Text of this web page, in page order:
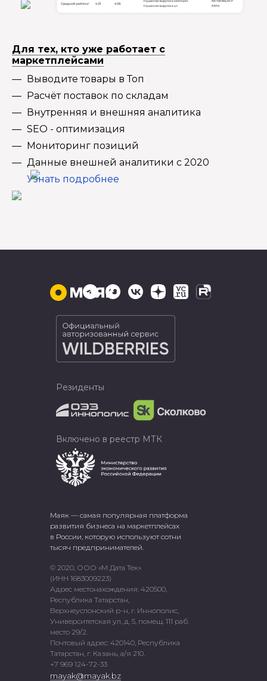
Для тех, кто уже работает с
маркетплейсами
Выводите товары в Топ
Расчёт поставок по складам
Внутренняя и внешняя аналитика
SEO - оптимизация
Мониторинг позиций
Данные внешней аналитики с 2020
Узнать подробнее
Маяк — самая популярная платформа
развития бизнеса на маркетплейсах
в России, которую используют сотни
тысяч предпринимателей.
© 2020, ООО «М Дата Тек»
(ИНН 1683009223)
Адрес местонахождения: 420500,
Республика Татарстан,
Верхнеуслонский р-н, г. Иннополис,
Университетская ул, д. 5, помещ. 111 раб.
место 29/2.
Почтовый адрес: 420140, Республика
Татарстан, г. Казань, а/я 210.
+7 969 124-72-33
mayak@mayak.bz
Резиденты
Включено в реестр МТК